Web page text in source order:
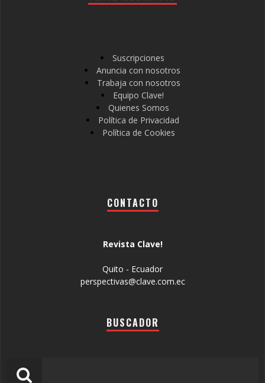
Suscripciones
Anuncia con nosotros
Trabaja con nosotros
Equipo Clave!
Quienes Somos
Política de Privacidad
Política de Cookies
CONTACTO
Revista Clave!
Quito - Ecuador
perspectivas@clave.com.ec
BUSCADOR